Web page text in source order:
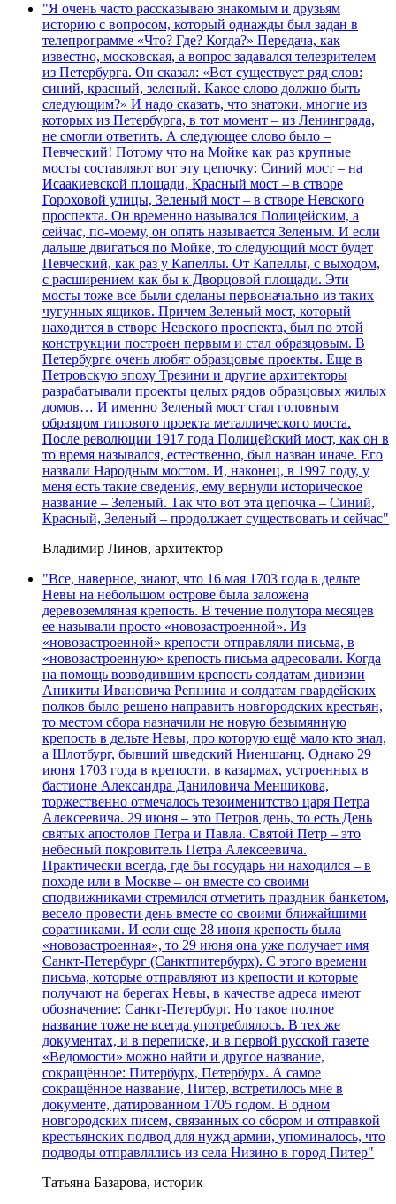
"Я очень часто рассказываю знакомым и друзьям
историю с вопросом, который однажды был задан в
телепрограмме «Что? Где? Когда?» Передача, как
известно, московская, а вопрос задавался телезрителем
из Петербурга. Он сказал: «Вот существует ряд слов:
синий, красный, зеленый. Какое слово должно быть
следующим?» И надо сказать, что знатоки, многие из
которых из Петербурга, в тот момент – из Ленинграда,
не смогли ответить. А следующее слово было –
Певческий! Потому что на Мойке как раз крупные
мосты составляют вот эту цепочку: Синий мост – на
Исаакиевской площади, Красный мост – в створе
Гороховой улицы, Зеленый мост – в створе Невского
проспекта. Он временно назывался Полицейским, а
сейчас, по-моему, он опять называется Зеленым. И если
дальше двигаться по Мойке, то следующий мост будет
Певческий, как раз у Капеллы. От Капеллы, с выходом,
с расширением как бы к Дворцовой площади. Эти
мосты тоже все были сделаны первоначально из таких
чугунных ящиков. Причем Зеленый мост, который
находится в створе Невского проспекта, был по этой
конструкции построен первым и стал образцовым. В
Петербурге очень любят образцовые проекты. Еще в
Петровскую эпоху Трезини и другие архитекторы
разрабатывали проекты целых рядов образцовых жилых
домов… И именно Зеленый мост стал головным
образцом типового проекта металлического моста.
После революции 1917 года Полицейский мост, как он в
то время назывался, естественно, был назван иначе. Его
назвали Народным мостом. И, наконец, в 1997 году, у
меня есть такие сведения, ему вернули историческое
название – Зеленый. Так что вот эта цепочка – Синий,
Красный, Зеленый – продолжает существовать и сейчас"
Владимир Линов, архитектор
"Все, наверное, знают, что 16 мая 1703 года в дельте
Невы на небольшом острове была заложена
деревоземляная крепость. В течение полутора месяцев
ее называли просто «новозастроенной». Из
«новозастроенной» крепости отправляли письма, в
«новозастроенную» крепость письма адресовали. Когда
на помощь возводившим крепость солдатам дивизии
Аникиты Ивановича Репнина и солдатам гвардейских
полков было решено направить новгородских крестьян,
то местом сбора назначили не новую безымянную
крепость в дельте Невы, про которую ещё мало кто знал,
а Шлотбург, бывший шведский Ниеншанц. Однако 29
июня 1703 года в крепости, в казармах, устроенных в
бастионе Александра Даниловича Меншикова,
торжественно отмечалось тезоименитство царя Петра
Алексеевича. 29 июня – это Петров день, то есть День
святых апостолов Петра и Павла. Святой Петр – это
небесный покровитель Петра Алексеевича.
Практически всегда, где бы государь ни находился – в
походе или в Москве – он вместе со своими
сподвижниками стремился отметить праздник банкетом,
весело провести день вместе со своими ближайшими
соратниками. И если еще 28 июня крепость была
«новозастроенная», то 29 июня она уже получает имя
Санкт-Петербург (Санктпитербурх). С этого времени
письма, которые отправляют из крепости и которые
получают на берегах Невы, в качестве адреса имеют
обозначение: Санкт-Петербург. Но такое полное
название тоже не всегда употреблялось. В тех же
документах, и в переписке, и в первой русской газете
«Ведомости» можно найти и другое название,
сокращённое: Питербурх, Петербурх. А самое
сокращённое название, Питер, встретилось мне в
документе, датированном 1705 годом. В одном
новгородских писем, связанных со сбором и отправкой
крестьянских подвод для нужд армии, упоминалось, что
подводы отправлялись из села Низино в город Питер"
Татьяна Базарова, историк